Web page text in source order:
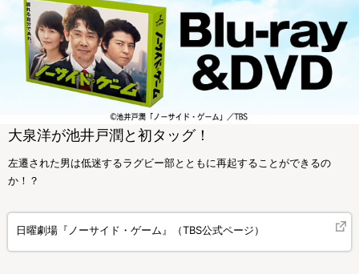
大泉洋が池井戸潤と初タッグ！
左遷された男は低迷するラグビー部とともに再起することができるの
か！？
日曜劇場『ノーサイド・ゲーム』（TBS公式ページ）